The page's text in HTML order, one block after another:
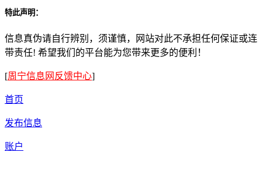
特此声明：
信息真伪请自行辨别，须谨慎，网站对此不承担任何保证或连
带责任! 希望我们的平台能为您带来更多的便利！
[周宁信息网反馈中心]
首页
发布信息
账户